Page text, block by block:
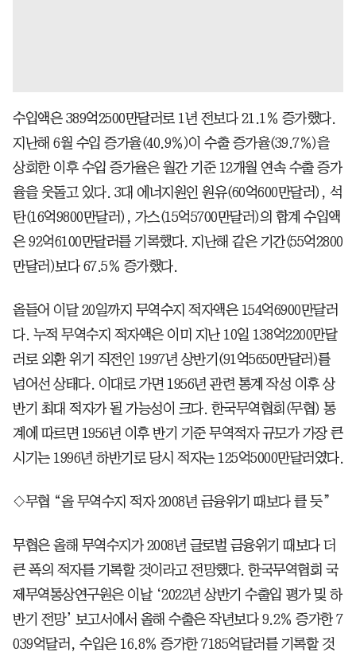
수입액은 389억2500만달러로 1년 전보다 21.1％ 증가했다.
지난해 6월 수입 증가율(40.9％)이 수출 증가율(39.7％)을
상회한 이후 수입 증가율은 월간 기준 12개월 연속 수출 증가
율을 웃돌고 있다. 3대 에너지원인 원유(60억600만달러), 석
탄(16억9800만달러), 가스(15억5700만달러)의 합계 수입액
은 92억6100만달러를 기록했다. 지난해 같은 기간(55억2800
만달러)보다 67.5％ 증가했다.
올들어 이달 20일까지 무역수지 적자액은 154억6900만달러
다. 누적 무역수지 적자액은 이미 지난 10일 138억2200만달
러로 외환 위기 직전인 1997년 상반기(91억5650만달러)를
넘어선 상태다. 이대로 가면 1956년 관련 통계 작성 이후 상
반기 최대 적자가 될 가능성이 크다. 한국무역협회(무협) 통
계에 따르면 1956년 이후 반기 기준 무역적자 규모가 가장 큰
시기는 1996년 하반기로 당시 적자는 125억5000만달러였다.
◇무협 “올 무역수지 적자 2008년 금융위기 때보다 클 듯”
무협은 올해 무역수지가 2008년 글로벌 금융위기 때보다 더
큰 폭의 적자를 기록할 것이라고 전망했다. 한국무역협회 국
제무역통상연구원은 이날 ‘2022년 상반기 수출입 평가 및 하
반기 전망’ 보고서에서 올해 수출은 작년보다 9.2％ 증가한 7
039억달러, 수입은 16.8％ 증가한 7185억달러를 기록할 것